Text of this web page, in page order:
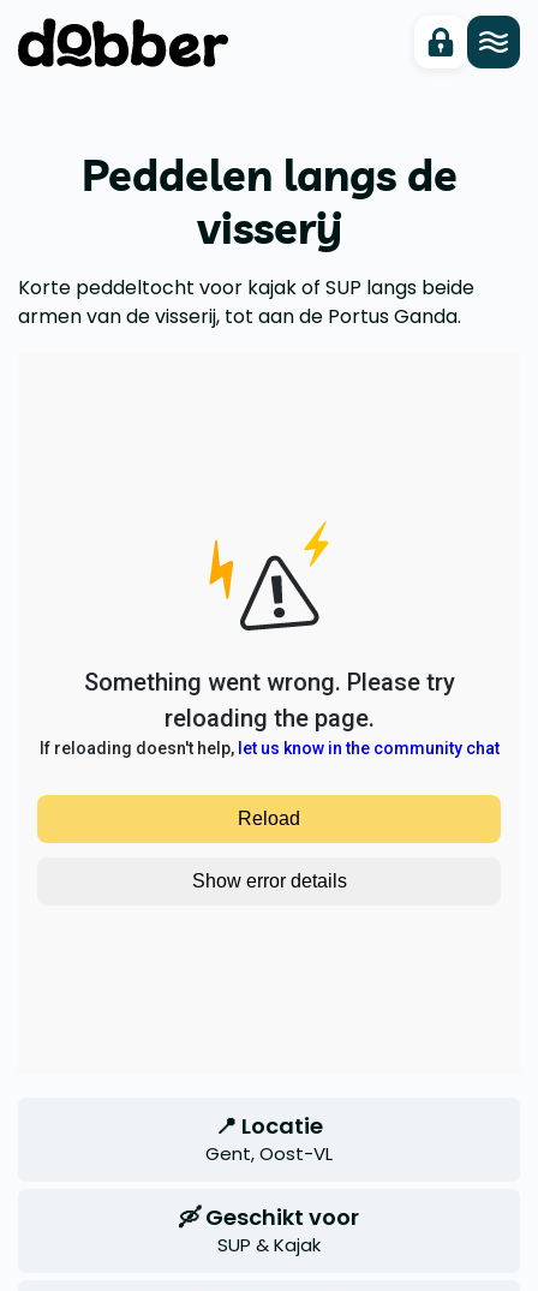
Peddelen langs de
visserij
Korte peddeltocht voor kajak of SUP langs beide
armen van de visserij, tot aan de Portus Ganda.
📍 Locatie
Gent, Oost-VL
🛶 Geschikt voor
SUP & Kajak